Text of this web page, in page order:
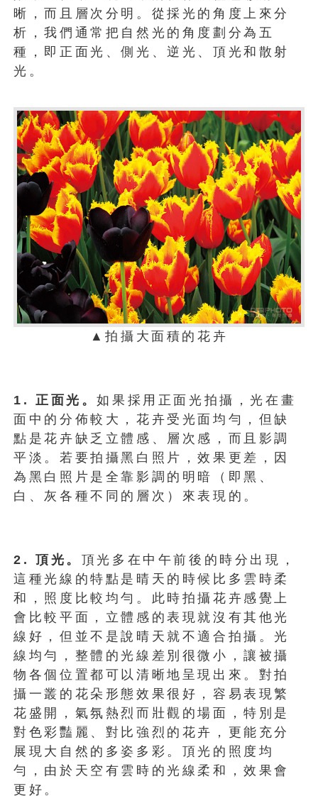
晰，而且層次分明。從採光的角度上來分
析，我們通常把自然光的角度劃分為五
種，即正面光、側光、逆光、頂光和散射
光。
▲拍攝大面積的花卉
1. 正面光。如果採用正面光拍攝，光在畫
面中的分佈較大，花卉受光面均勻，但缺
點是花卉缺乏立體感、層次感，而且影調
平淡。若要拍攝黑白照片，效果更差，因
為黑白照片是全靠影調的明暗（即黑、
白、灰各種不同的層次）來表現的。
2. 頂光。 頂光多在中午前後的時分出現，
這種光線的特點是晴天的時候比多雲時柔
和，照度比較均勻。此時拍攝花卉感覺上
會比較平面，立體感的表現就沒有其他光
線好，但並不是說晴天就不適合拍攝。光
線均勻，整體的光線差別很微小，讓被攝
物各個位置都可以清晰地呈現出來。對拍
攝一叢的花朵形態效果很好，容易表現繁
花盛開，氣氛熱烈而壯觀的場面，特別是
對色彩豔麗、對比強烈的花卉，更能充分
展現大自然的多姿多彩。頂光的照度均
勻，由於天空有雲時的光線柔和，效果會
更好。